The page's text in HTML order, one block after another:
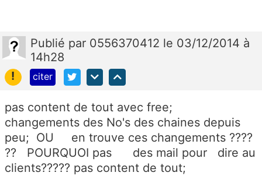
Publié par 0556370412 le 03/12/2014 à
14h28
!
citer
pas content de tout avec free;
changements des No's des chaines depuis
peu; OU en trouve ces changements ????
?? POURQUOI pas des mail pour dire au
clients????? pas content de tout;